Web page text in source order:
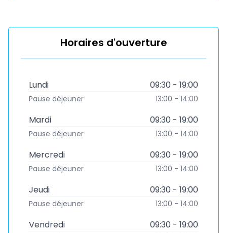
Horaires d'ouverture
Lundi 09:30 - 19:00
Pause déjeuner 13:00 - 14:00
Mardi 09:30 - 19:00
Pause déjeuner 13:00 - 14:00
Mercredi 09:30 - 19:00
Pause déjeuner 13:00 - 14:00
Jeudi 09:30 - 19:00
Pause déjeuner 13:00 - 14:00
Vendredi 09:30 - 19:00